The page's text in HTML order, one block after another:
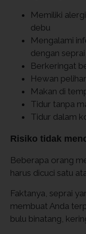
Memiliki
debu
Mengalami
dengan
Berkeringat
Hewan
Makan di
Tidur tanpa
Tidur dalam
Risiko tidak
Beberapa orang
harus dicuci satu
Faktanya, seprai
membuat Anda
bulu binatang,